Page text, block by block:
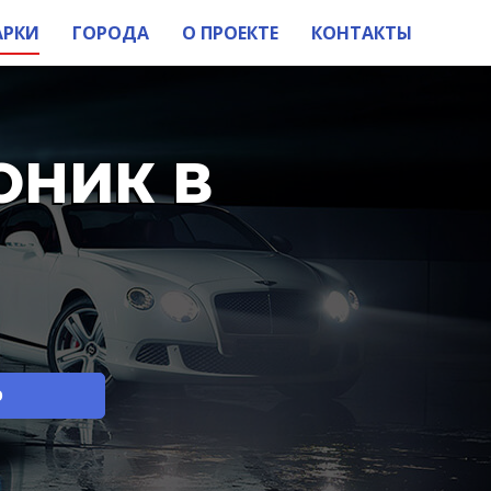
ГОРОДА О ПРОЕКТЕ КОНТАКТЫ
В